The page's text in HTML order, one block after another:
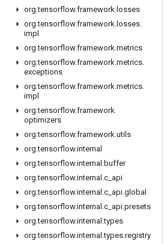
org.tensorflow.framework. losses
org.tensorflow.framework. losses.
impl
org.tensorflow.framework.metrics
org.tensorflow.framework.metrics.
exceptions
org.tensorflow.framework.metrics.
impl
org.tensorflow.framework.
optimizers
org.tensorflow.framework.utils
org.tensorflow.internal
org.tensorflow.internal .buffer
org.tensorflow.internal .c api
org.tensorflow.internal .c api.global
org.tensorflow.internal .c api.presets
org.tensorflow.internal .types
org.tensorflow.internal .types.registry